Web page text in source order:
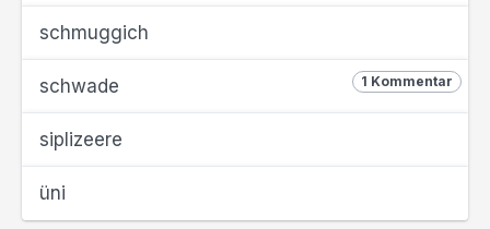
schmuggich
1 Kommentar
schwade
siplizeere
üni